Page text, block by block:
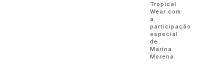
Tropical
Wear com
a
participação
especial
de
Marina
Morena.